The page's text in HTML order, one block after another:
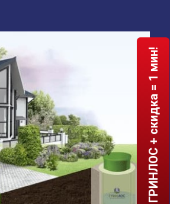
ГРИНЛОС + скидка = 1 мин!